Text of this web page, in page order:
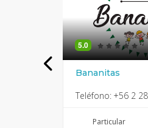
5.0
Bananitas
Teléfono: +56 2
Particular